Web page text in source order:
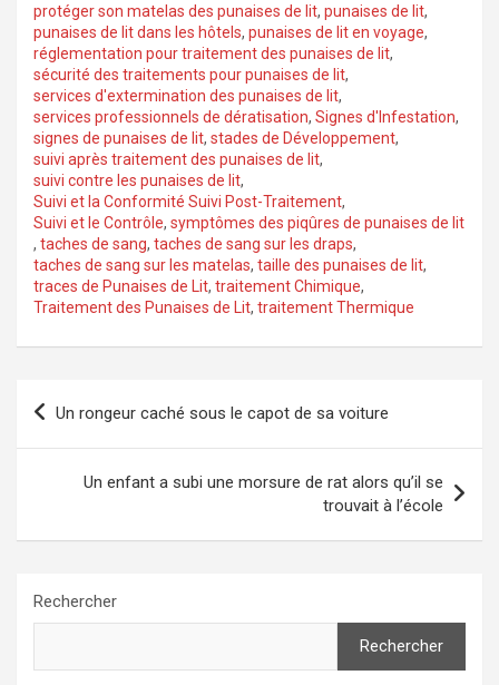
protéger son matelas des punaises de lit, punaises de lit,
punaises de lit dans les hôtels, punaises de lit en voyage,
réglementation pour traitement des punaises de lit,
sécurité des traitements pour punaises de lit,
services d'extermination des punaises de lit,
services professionnels de dératisation, Signes d'Infestation,
signes de punaises de lit, stades de Développement,
suivi après traitement des punaises de lit,
suivi contre les punaises de lit,
Suivi et la Conformité Suivi Post-Traitement,
Suivi et le Contrôle, symptômes des piqûres de punaises de lit
, taches de sang, taches de sang sur les draps,
taches de sang sur les matelas, taille des punaises de lit,
traces de Punaises de Lit, traitement Chimique,
Traitement des Punaises de Lit, traitement Thermique
Navigation
Un rongeur caché sous le capot de sa voiture
Un enfant a subi une morsure de rat alors qu’il se
trouvait à l’école
Rechercher
Rechercher